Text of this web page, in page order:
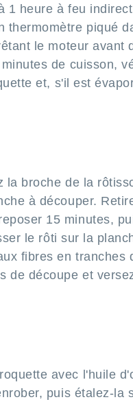
1 heure à feu
thermomètre piqué
le moteur avant
de cuisson,
et, s'il est
la broche de la
à découper.
15 minutes,
le rôti sur la
fibres en tranches
de découpe et
avec l'huile
puis étalez-la